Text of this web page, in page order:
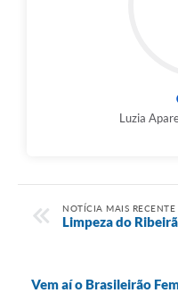
Luzia
NOTÍCIA MAIS RECENTE
Limpeza do
Vem aí o Brasileirão